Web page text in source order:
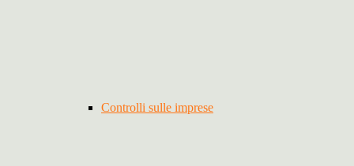
Controlli sulle imprese